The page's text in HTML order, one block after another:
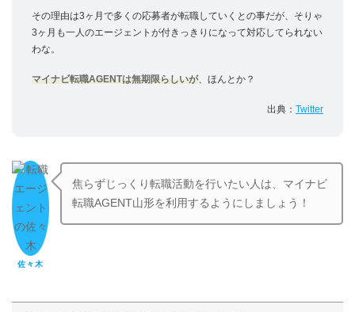
その理由は3ヶ月で多くの応募者が転職していくとの事だが、そりゃ
3ヶ月も一人のエージェントが付きっきりになって対応してられない
わな。
マイナビ転職AGENTは無期限らしいが、ほんとか？
出典： Twitter
佐々木
焦らずじっくり転職活動を行いたい人は、マイナビ
転職AGENT山形を利用するようにしましょう！